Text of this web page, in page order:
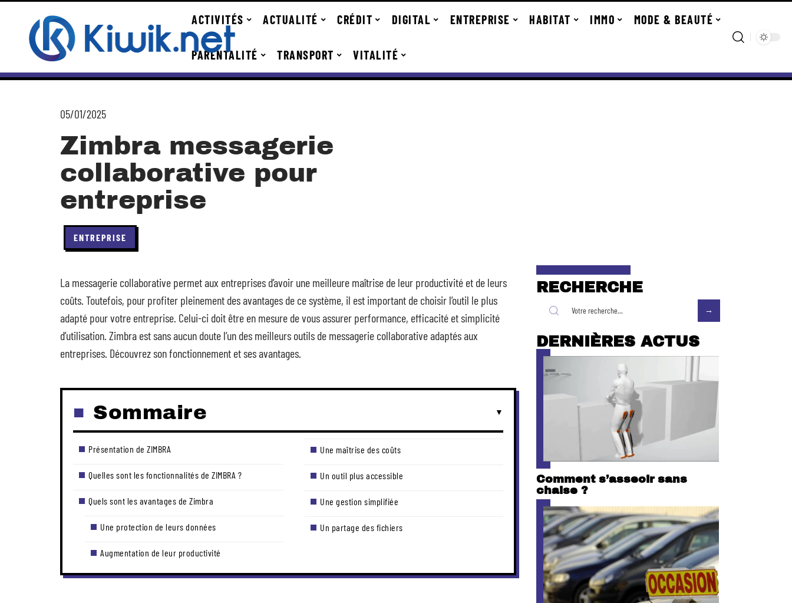
ACTIVITÉS ACTUALITÉ CRÉDIT DIGITAL ENTREPRISE HABITAT IMMO MODE & BEAUTÉ
PARENTALITÉ TRANSPORT VITALITÉ
05/01/2025
Zimbra messagerie
collaborative pour
entreprise
ENTREPRISE
La messagerie collaborative permet aux entreprises d’avoir une meilleure maîtrise de leur productivité et de leurs
coûts. Toutefois, pour profiter pleinement des avantages de ce système, il est important de choisir l’outil le plus
adapté pour votre entreprise. Celui-ci doit être en mesure de vous assurer performance, efficacité et simplicité
d’utilisation. Zimbra est sans aucun doute l’un des meilleurs outils de messagerie collaborative adaptés aux
entreprises. Découvrez son fonctionnement et ses avantages.
Sommaire
Présentation de ZIMBRA
Quelles sont les fonctionnalités de ZIMBRA ?
Quels sont les avantages de Zimbra
Une protection de leurs données
Augmentation de leur productivité
Une maîtrise des coûts
Un outil plus accessible
Une gestion simplifiée
Un partage des fichiers
RECHERCHE
DERNIÈRES ACTUS
Comment s’asseoir sans
chaise ?